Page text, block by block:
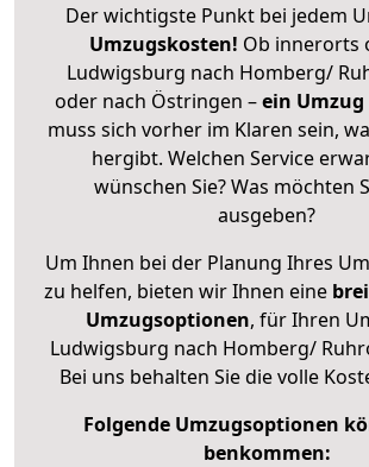
Der wichtigste Punkt bei jedem
Umzugskosten! Ob innerorts
Ludwigsburg nach Homberg/
oder nach Östringen –ein
muss sich vorher im Klaren sein,
hergibt. Welchen Service
wünschen Sie? Was möchten
ausgeben?
Um Ihnen bei der Planung Ihres
zu helfen, bieten wir Ihnen eine
Umzugsoptionen, für Ihren
Ludwigsburg nach Homberg/
Bei uns behalten Sie die volle
Folgende Umzugsoptionen
benkommen: